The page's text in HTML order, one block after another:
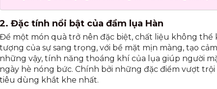
2. Đặc tính nổi bật của đầm lụa Hàn
Để một món quà trở nên đặc biệt, chất liệu không
tượng của sự sang trọng, với bề mặt mịn màng, tạo
những vậy, tính năng thoáng khí của lụa giúp người
ngày hè nóng bức. Chính bởi những đặc điểm vượt
tiêu dùng khắt khe nhất.